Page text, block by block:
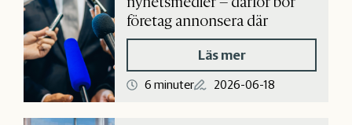
företag annonsera där
Läs mer
6 minuter 2026-06-18